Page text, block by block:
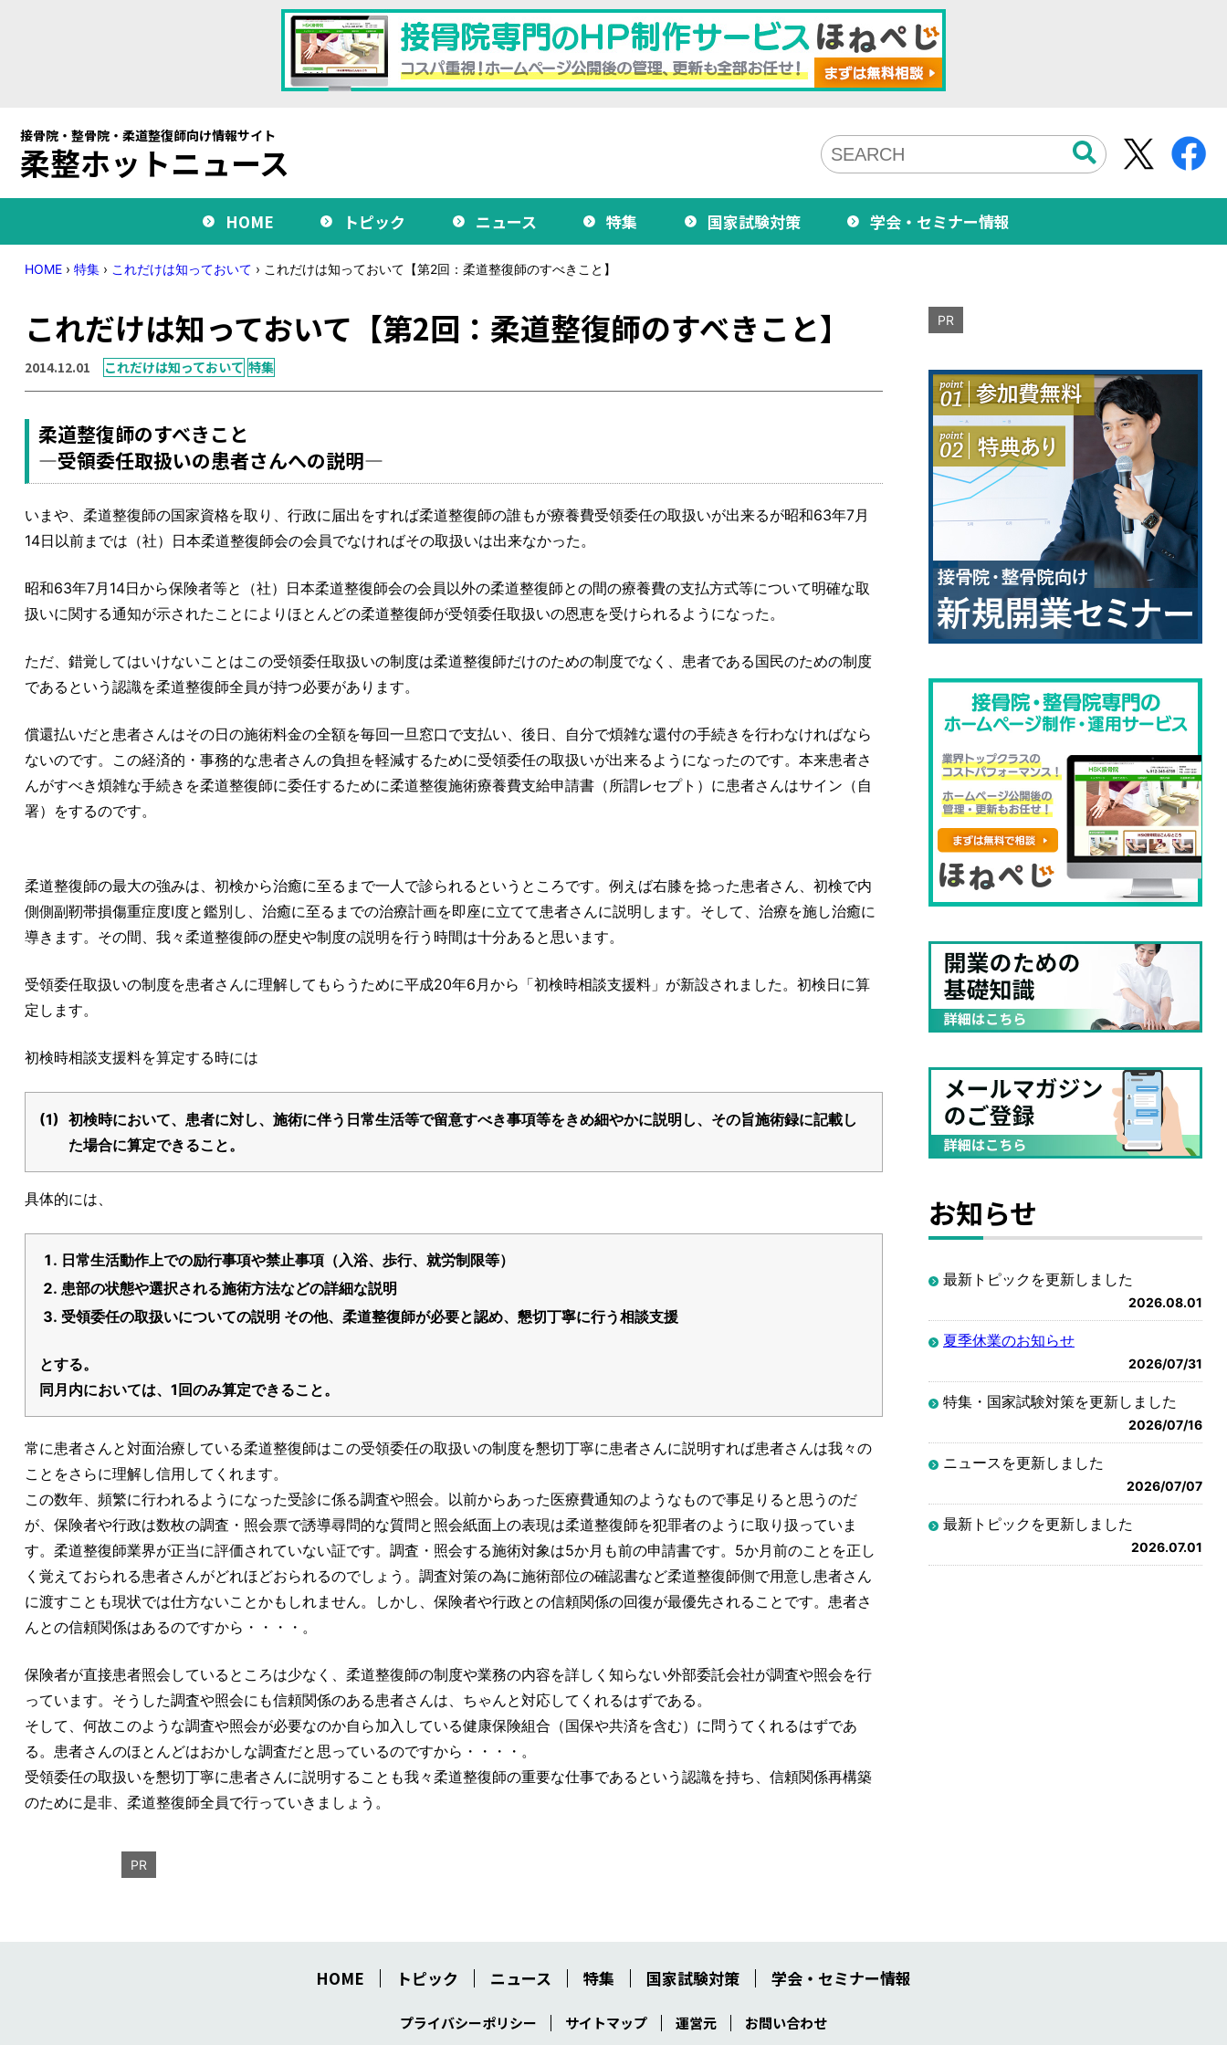
接骨院・整骨院・柔道整復師向け情報サイト
柔整ホットニュース
HOME トピック ニュース 特集 国家試験対策 学会・セミナー情報
HOME › 特集 › これだけは知っておいて › これだけは知っておいて【第2回：柔道整復師のすべきこと】
これだけは知っておいて【第2回：柔道整復師のすべきこと】
2014.12.01 これだけは知っておいて 特集
柔道整復師のすべきこと
―受領委任取扱いの患者さんへの説明―
いまや、柔道整復師の国家資格を取り、行政に届出をすれば柔道整復師の誰もが療養費受領委任の取扱いが出来るが昭和63年7月
14日以前までは（社）日本柔道整復師会の会員でなければその取扱いは出来なかった。
昭和63年7月14日から保険者等と（社）日本柔道整復師会の会員以外の柔道整復師との間の療養費の支払方式等について明確な取
扱いに関する通知が示されたことによりほとんどの柔道整復師が受領委任取扱いの恩恵を受けられるようになった。
ただ、錯覚してはいけないことはこの受領委任取扱いの制度は柔道整復師だけのための制度でなく、患者である国民のための制度
であるという認識を柔道整復師全員が持つ必要があります。
償還払いだと患者さんはその日の施術料金の全額を毎回一旦窓口で支払い、後日、自分で煩雑な還付の手続きを行わなければなら
ないのです。この経済的・事務的な患者さんの負担を軽減するために受領委任の取扱いが出来るようになったのです。本来患者さ
んがすべき煩雑な手続きを柔道整復師に委任するために柔道整復施術療養費支給申請書（所謂レセプト）に患者さんはサイン（自
署）をするのです。
柔道整復師の最大の強みは、初検から治癒に至るまで一人で診られるというところです。例えば右膝を捻った患者さん、初検で内
側側副靭帯損傷重症度Ⅰ度と鑑別し、治癒に至るまでの治療計画を即座に立てて患者さんに説明します。そして、治療を施し治癒に
導きます。その間、我々柔道整復師の歴史や制度の説明を行う時間は十分あると思います。
受領委任取扱いの制度を患者さんに理解してもらうために平成20年6月から「初検時相談支援料」が新設されました。初検日に算
定します。
初検時相談支援料を算定する時には
(1) 初検時において、患者に対し、施術に伴う日常生活等で留意すべき事項等をきめ細やかに説明し、その旨施術録に記載し
た場合に算定できること。
具体的には、
日常生活動作上での励行事項や禁止事項（入浴、歩行、就労制限等）
患部の状態や選択される施術方法などの詳細な説明
受領委任の取扱いについての説明 その他、柔道整復師が必要と認め、懇切丁寧に行う相談支援
とする。
同月内においては、1回のみ算定できること。
常に患者さんと対面治療している柔道整復師はこの受領委任の取扱いの制度を懇切丁寧に患者さんに説明すれば患者さんは我々の
ことをさらに理解し信用してくれます。
この数年、頻繁に行われるようになった受診に係る調査や照会。以前からあった医療費通知のようなもので事足りると思うのだ
が、保険者や行政は数枚の調査・照会票で誘導尋問的な質問と照会紙面上の表現は柔道整復師を犯罪者のように取り扱っていま
す。柔道整復師業界が正当に評価されていない証です。調査・照会する施術対象は5か月も前の申請書です。5か月前のことを正し
く覚えておられる患者さんがどれほどおられるのでしょう。調査対策の為に施術部位の確認書など柔道整復師側で用意し患者さん
に渡すことも現状では仕方ないことかもしれません。しかし、保険者や行政との信頼関係の回復が最優先されることです。患者さ
んとの信頼関係はあるのですから・・・・。
保険者が直接患者照会しているところは少なく、柔道整復師の制度や業務の内容を詳しく知らない外部委託会社が調査や照会を行
っています。そうした調査や照会にも信頼関係のある患者さんは、ちゃんと対応してくれるはずである。
そして、何故このような調査や照会が必要なのか自ら加入している健康保険組合（国保や共済を含む）に問うてくれるはずであ
る。患者さんのほとんどはおかしな調査だと思っているのですから・・・・。
受領委任の取扱いを懇切丁寧に患者さんに説明することも我々柔道整復師の重要な仕事であるという認識を持ち、信頼関係再構築
のために是非、柔道整復師全員で行っていきましょう。
PR
PR
お知らせ
最新トピックを更新しました
2026.08.01
夏季休業のお知らせ
2026/07/31
特集・国家試験対策を更新しました
2026/07/16
ニュースを更新しました
2026/07/07
最新トピックを更新しました
2026.07.01
HOME トピック ニュース 特集 国家試験対策 学会・セミナー情報
プライバシーポリシー サイトマップ 運営元 お問い合わせ